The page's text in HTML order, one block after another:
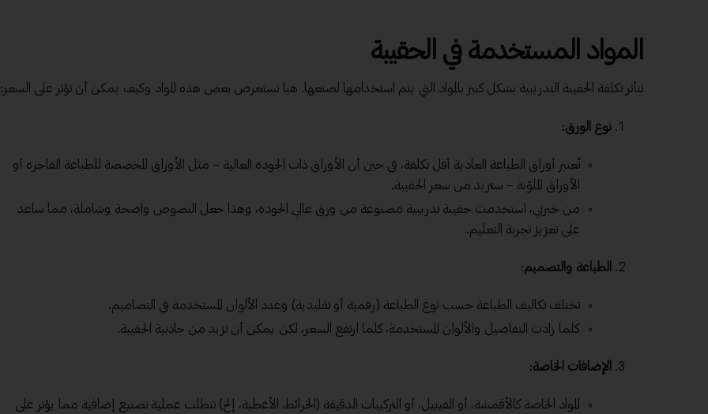
المواد المستخدمة في الحقيبة
تتأثر تكلفة الحقيبة التدريبية بشكل كبير بالمواد التي يتم استخدامها لصنعها. هيا نستعرض بعض هذه المواد وكيف يمكن أن تؤثر على السعر:
نوع الورق:
تُعتبر أوراق الطباعة العادية أقل تكلفة، في حين أن الأوراق ذات الجودة العالية – مثل الأوراق المخصصة للطباعة الفاخرة أو
الأوراق الملوّنة – ستزيد من سعر الحقيبة.
من خبرتي، استخدمت حقيبة تدريبية مصنوعة من ورق عالي الجودة، وهذا جعل النصوص واضحة وشاملة، مما ساعد
على تعزيز تجربة التعليم.
الطباعة والتصميم:
تختلف تكاليف الطباعة حسب نوع الطباعة (رقمية أو تقليدية) وعدد الألوان المستخدمة في التصاميم.
كلما زادت التفاصيل والألوان المستخدمة، كلما ارتفع السعر، لكن يمكن أن تزيد من جاذبية الحقيبة.
الإضافات الخاصة:
المواد الخاصة كالأقمشة، أو الفينيل، أو التركيبات الدقيقة (الخرائط، الأغطية، إلخ) تتطلب عملية تصنيع إضافية مما يؤثر على